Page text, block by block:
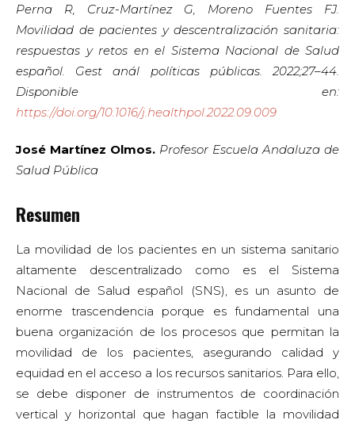
Perna R, Cruz-Martínez G, Moreno Fuentes FJ.
Movilidad de pacientes y descentralización sanitaria:
respuestas y retos en el Sistema Nacional de Salud
español. Gest anál políticas públicas. 2022;27–44.
Disponible en:
https://doi.org/10.1016/j.healthpol.2022.09.009
José Martínez Olmos. Profesor Escuela Andaluza de
Salud Pública
Resumen
La movilidad de los pacientes en un sistema sanitario
altamente descentralizado como es el Sistema
Nacional de Salud español (SNS), es un asunto de
enorme trascendencia porque es fundamental una
buena organización de los procesos que permitan la
movilidad de los pacientes, asegurando calidad y
equidad en el acceso a los recursos sanitarios. Para ello,
se debe disponer de instrumentos de coordinación
vertical y horizontal que hagan factible la movilidad